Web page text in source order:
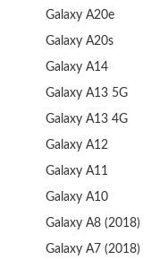
Galaxy A20e
Galaxy A20s
Galaxy A14
Galaxy A13 5G
Galaxy A13 4G
Galaxy A12
Galaxy A11
Galaxy A10
Galaxy A8 (2018)
Galaxy A7 (2018)